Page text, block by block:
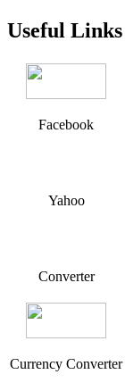
Useful Links
Facebook
Yahoo
Converter
Currency Converter